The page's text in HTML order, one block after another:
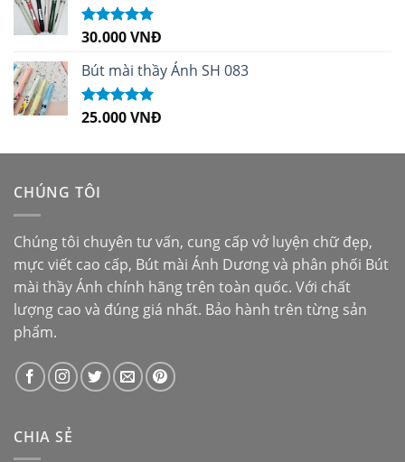
Được xếp
sao
30.000VNĐ
Bút mài thầy Ánh SH 083
Được xếp
25.000VNĐ
CHÚNG TÔI
Chúng tôi chuyên tư vấn, cung cấp vở luyện chữ đẹp,
mực viết cao cấp, Bút mài Ánh Dươngvà phân phối Bút
mài thầy Ánh chính hãng trên toàn quốc. Với chất
lượng cao và đúng giá nhất. Bảo hành trên từng sản
phẩm.
CHIA SẺ